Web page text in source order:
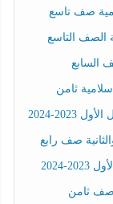
صف تاسع
السابع
2024
صف رابع
صف ثامن